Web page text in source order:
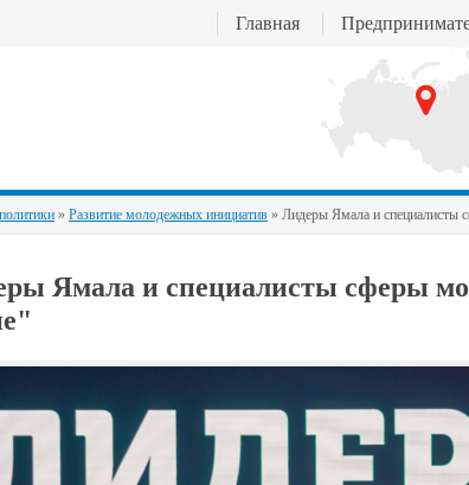
Главная
» Развитие молодежных инициатив » Лидеры Ямала и специалисты
Ямала и специалисты сферы